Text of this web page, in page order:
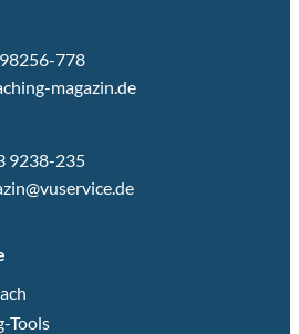
778
magazin.de
9238-235
Tools